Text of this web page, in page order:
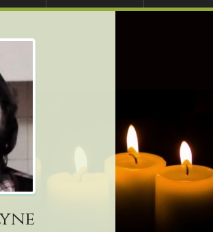
Funéraires
Services